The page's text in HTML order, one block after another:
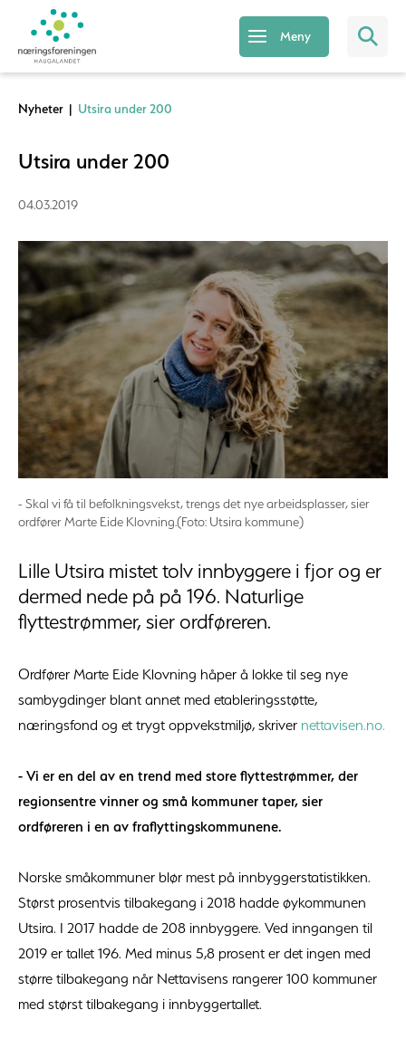
Meny
Nyheter | Utsira under 200
Utsira under 200
04.03.2019
- Skal vi få til befolkningsvekst, trengs det nye arbeidsplasser, sier
ordfører Marte Eide Klovning.(Foto: Utsira kommune)
Lille Utsira mistet tolv innbyggere i fjor og er
dermed nede på på 196. Naturlige
flyttestrømmer, sier ordføreren.
Ordfører Marte Eide Klovning håper å lokke til seg nye
sambygdinger blant annet med etableringsstøtte,
næringsfond og et trygt oppvekstmiljø, skriver nettavisen.no.
- Vi er en del av en trend med store flyttestrømmer, der
regionsentre vinner og små kommuner taper, sier
ordføreren i en av fraflyttingskommunene.
Norske småkommuner blør mest på innbyggerstatistikken.
Størst prosentvis tilbakegang i 2018 hadde øykommunen
Utsira. I 2017 hadde de 208 innbyggere. Ved inngangen til
2019 er tallet 196. Med minus 5,8 prosent er det ingen med
større tilbakegang når Nettavisens rangerer 100 kommuner
med størst tilbakegang i innbyggertallet.